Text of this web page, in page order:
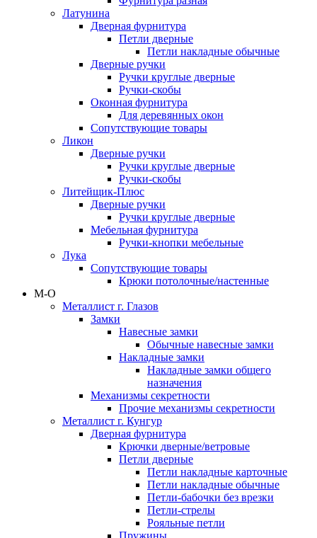
Латунина
Дверная фурнитура
Петли дверные
Петли накладные обычные
Дверные ручки
Ручки круглые дверные
Ручки-скобы
Оконная фурнитура
Для деревянных окон
Сопутствующие товары
Ликон
Дверные ручки
Ручки круглые дверные
Ручки-скобы
Литейщик-Плюс
Дверные ручки
Ручки круглые дверные
Мебельная фурнитура
Ручки-кнопки мебельные
Лука
Сопутствующие товары
Крюки потолочные/настенные
М-О
Металлист г. Глазов
Замки
Навесные замки
Обычные навесные замки
Накладные замки
Накладные замки общего
назначения
Механизмы секретности
Прочие механизмы секретности
Металлист г. Кунгур
Дверная фурнитура
Крючки дверные/ветровые
Петли дверные
Петли накладные карточные
Петли накладные обычные
Петли-бабочки без врезки
Петли-стрелы
Рояльные петли